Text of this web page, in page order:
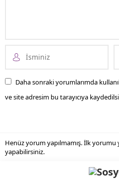
Daha sonraki yorumlarımda
ve site adresim bu tarayıcıya
Henüz yorum yapılmamış. İlk yorumu
yapabilirsiniz.